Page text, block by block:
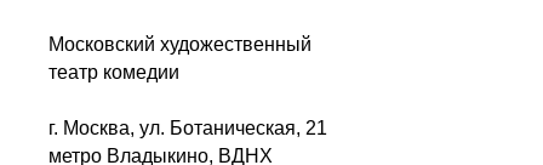
Московский художественный
театр комедии
г. Москва, ул. Ботаническая, 21
метро Владыкино, ВДНХ